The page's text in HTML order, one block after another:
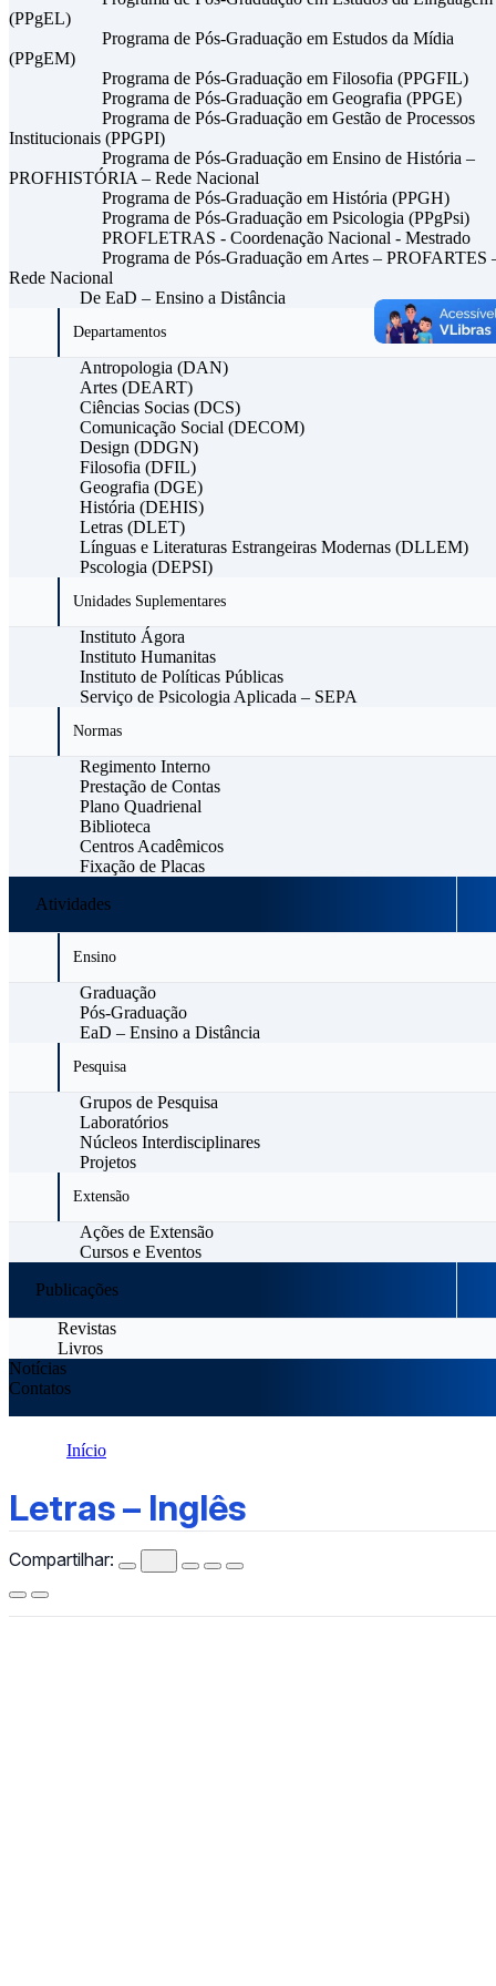
(PPgEL)
Programa de Pós-Graduação em Estudos da Mídia
(PPgEM)
Programa de Pós-Graduação em Filosofia (PPGFIL)
Programa de Pós-Graduação em Geografia (PPGE)
Programa de Pós-Graduação em Gestão de Processos
Institucionais (PPGPI)
Programa de Pós-Graduação em Ensino de História –
PROFHISTÓRIA – Rede Nacional
Programa de Pós-Graduação em História (PPGH)
Programa de Pós-Graduação em Psicologia (PPgPsi)
PROFLETRAS - Coordenação Nacional - Mestrado
Programa de Pós-Graduação em Artes – PROFARTES
Rede Nacional
De EaD – Ensino a Distância
Departamentos
Antropologia (DAN)
Artes (DEART)
Ciências Socias (DCS)
Comunicação Social (DECOM)
Design (DDGN)
Filosofia (DFIL)
Geografia (DGE)
História (DEHIS)
Letras (DLET)
Línguas e Literaturas Estrangeiras Modernas (DLLEM)
Pscologia (DEPSI)
Unidades Suplementares
Instituto Ágora
Instituto Humanitas
Instituto de Políticas Públicas
Serviço de Psicologia Aplicada – SEPA
Normas
Regimento Interno
Prestação de Contas
Plano Quadrienal
Biblioteca
Centros Acadêmicos
Fixação de Placas
Atividades
Ensino
Graduação
Pós-Graduação
EaD – Ensino a Distância
Pesquisa
Grupos de Pesquisa
Laboratórios
Núcleos Interdisciplinares
Projetos
Extensão
Ações de Extensão
Cursos e Eventos
Publicações
Revistas
Livros
Notícias
Contatos
Início
Letras – Inglês
Compartilhar: